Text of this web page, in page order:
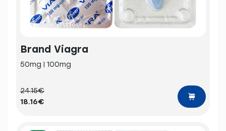
Brand Viagra
50mg | 100mg
24.15€
18.16€